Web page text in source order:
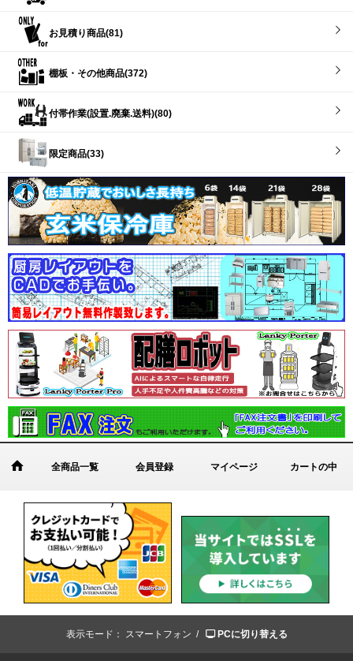
お見積り商品(81)
棚板・その他商品(372)
付帯作業(設置.廃棄.送料)(80)
限定商品(33)
全商品一覧 会員登録 マイページ カートの中
表示モード： スマートフォン / PCに切り替える